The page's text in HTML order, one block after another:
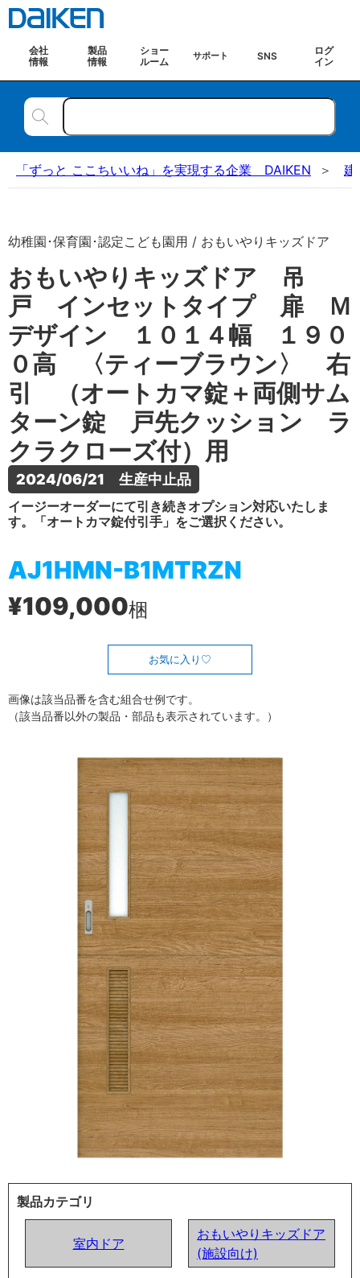
会社
情報
製品
情報
ショー
ルーム
サポート SNS
ログ
イン
「ずっと ここちいいね」を実現する企業 DAIKEN 建
幼稚園･保育園･認定こども園用 / おもいやりキッズドア
おもいやりキッズドア 吊
戸 インセットタイプ 扉 Ｍ
デザイン １０１４幅 １９０
０高 〈ティーブラウン〉 右
引 （オートカマ錠＋両側サム
ターン錠 戸先クッション ラ
クラクローズ付）用
2024/06/21　生産中止品
イージーオーダーにて引き続きオプション対応いたしま
す。「オートカマ錠付引手」をご選択ください。
AJ1HMN-B1MTRZN
¥109,000梱
お気に入り
画像は該当品番を含む組合せ例です。
（該当品番以外の製品・部品も表示されています。）
製品カテゴリ
室内ドア
おもいやりキッズドア
(施設向け)